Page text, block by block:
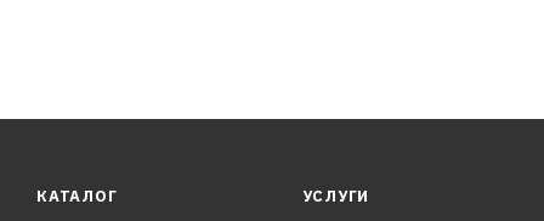
КАТАЛОГ УСЛУГИ